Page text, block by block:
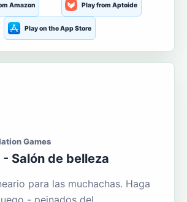
Amazon Play from Aptoide
Play on the App Store
Games
Salón de belleza
para las muchachas. Haga
- peinados del